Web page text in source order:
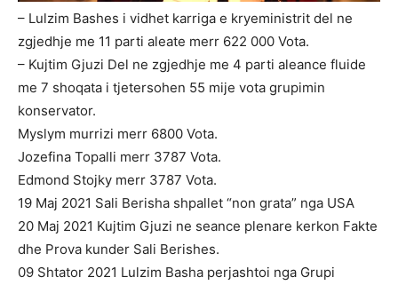
– Lulzim Bashes i vidhet karriga e kryeministrit del ne
zgjedhje me 11 parti aleate merr 622 000 Vota.
– Kujtim Gjuzi Del ne zgjedhje me 4 parti aleance fluide
me 7 shoqata i tjetersohen 55 mije vota grupimin
konservator.
Myslym murrizi merr 6800 Vota.
Jozefina Topalli merr 3787 Vota.
Edmond Stojky merr 3787 Vota.
19 Maj 2021 Sali Berisha shpallet “non grata” nga USA
20 Maj 2021 Kujtim Gjuzi ne seance plenare kerkon Fakte
dhe Prova kunder Sali Berishes.
09 Shtator 2021 Lulzim Basha perjashtoi nga Grupi